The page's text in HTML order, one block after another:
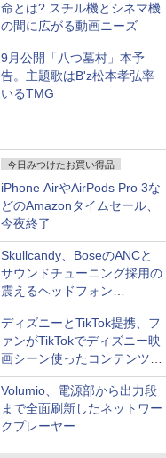
命とは? スチル機とシネマ機
の間に広がる動画ニーズ
9月公開「八つ墓村」本予
告。主題歌はB'z松本孝弘率
いるTMG
今日みつけたお買い得品
iPhone AirやAirPods Pro 3な
どのAmazonタイムセール、
今夜終了
Skullcandy、BoseのANCと
サウンドチューニング採用の
震えるヘッドフォン
「Crusher 1080 ANC」
ディズニーとTikTok提携、フ
ァンがTikTokでディズニー映
画シーン使ったコンテンツ制
作、Disney+にも配信
Volumio、電源部から出力段
まで全面刷新したネットワー
クプレーヤー